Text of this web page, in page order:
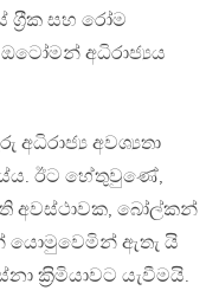
සහ රෝම
ඔටෝමන් අධිරාජ්‍යය
අධිරාජ්‍ය අවශ්‍යතා
ඊට හේතුවුණේ,
අවස්ථාවක, බෝල්කන්
යොමුවෙමින් ඇතැ යි
ක‍්‍රිමියාවට යැවීමයි.